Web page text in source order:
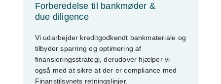
Forberedelse til bankmøder &
due diligence
Vi udarbejder kreditgodkendt bankmateriale og
tilbyder sparring og optimering af
finansieringsstrategi, derudover hjælper vi
også med at sikre at der er compliance med
Finanstilsynets retningslinjer.